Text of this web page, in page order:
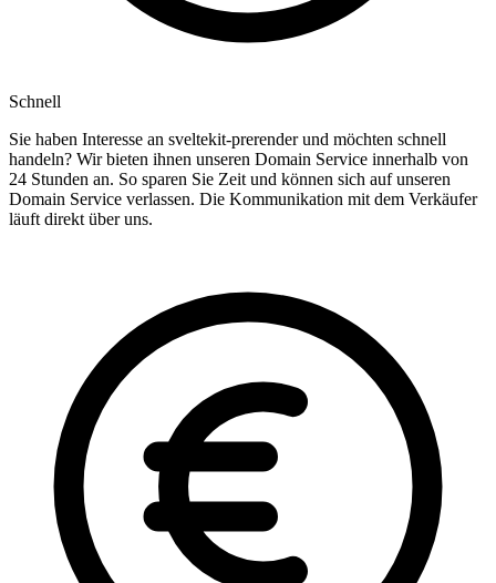
Schnell
Sie haben Interesse an sveltekit-prerender und möchten schnell
handeln? Wir bieten ihnen unseren Domain Service innerhalb von
24 Stunden an. So sparen Sie Zeit und können sich auf unseren
Domain Service verlassen. Die Kommunikation mit dem Verkäufer
läuft direkt über uns.